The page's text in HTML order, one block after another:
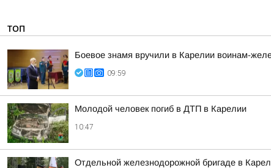
ТОП
Боевое знамя вручили в Карелии воинам-
09:59
Молодой человек погиб в ДТП в Карелии
10:47
Отдельной железнодорожной бригаде в